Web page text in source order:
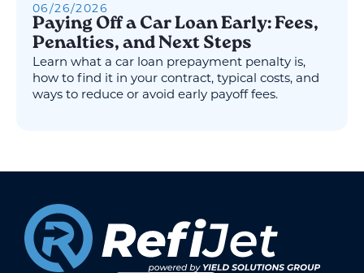
06/26/2026
Paying Off a Car Loan Early: Fees,
Penalties, and Next Steps
Learn what a car loan prepayment penalty is,
how to find it in your contract, typical costs, and
ways to reduce or avoid early payoff fees.